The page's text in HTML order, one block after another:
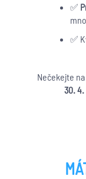
✅
✅
Nečekejte
30.